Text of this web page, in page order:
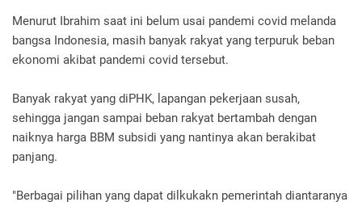
Menurut Ibrahim saat ini belum usai pandemi covid melanda
bangsa Indonesia, masih banyak rakyat yang terpuruk beban
ekonomi akibat pandemi covid tersebut.
Banyak rakyat yang diPHK, lapangan pekerjaan susah,
sehingga jangan sampai beban rakyat bertambah dengan
naiknya harga BBM subsidi yang nantinya akan berakibat
panjang.
"Berbagai pilihan yang dapat dilkukakn pemerintah diantaranya